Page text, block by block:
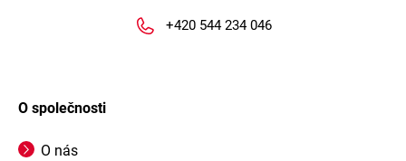
+420 544 234 046
O společnosti
O nás